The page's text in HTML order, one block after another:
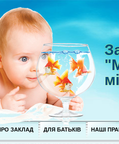
ЗАКЛАД ДЛЯ БАТЬКІВ НАШІ